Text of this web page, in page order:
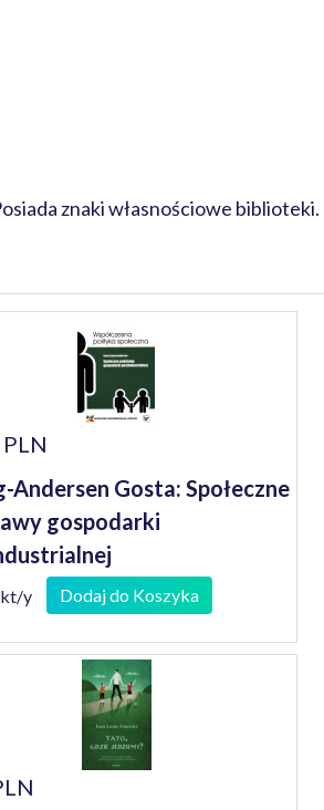
znaki własnościowe biblioteki.
Andersen Gosta: Społeczne
gospodarki
y Dodaj do Koszyka